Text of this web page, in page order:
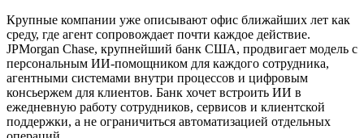
Крупные компании уже описывают офис ближайших лет как
среду, где агент сопровождает почти каждое действие.
JPMorgan Chase, крупнейший банк США, продвигает модель с
персональным ИИ-помощником для каждого сотрудника,
агентными системами внутри процессов и цифровым
консьержем для клиентов. Банк хочет встроить ИИ в
ежедневную работу сотрудников, сервисов и клиентской
поддержки, а не ограничиться автоматизацией отдельных